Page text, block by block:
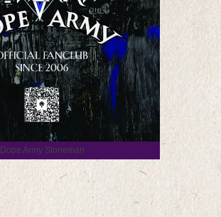
Dope Army Stoneman